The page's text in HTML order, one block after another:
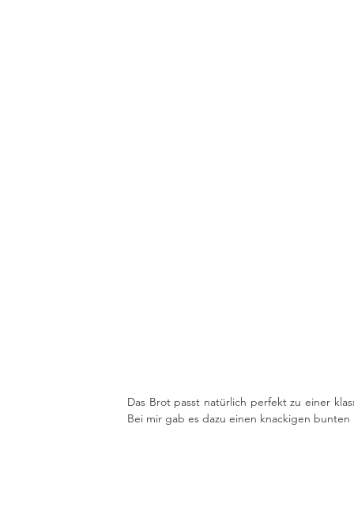
Das Brot passt natürlich perfekt zu einer
Bei mir gab es dazu einen knackigen